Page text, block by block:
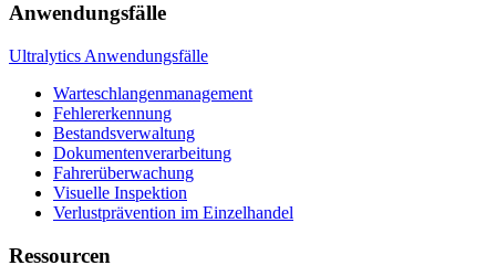
Anwendungsfälle
Ultralytics Anwendungsfälle
Warteschlangenmanagement
Fehlererkennung
Bestandsverwaltung
Dokumentenverarbeitung
Fahrerüberwachung
Visuelle Inspektion
Verlustprävention im Einzelhandel
Ressourcen